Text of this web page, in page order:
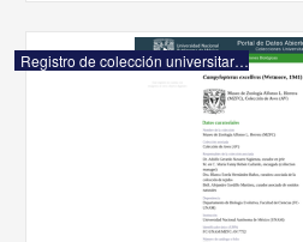
Registro de colección universitaria